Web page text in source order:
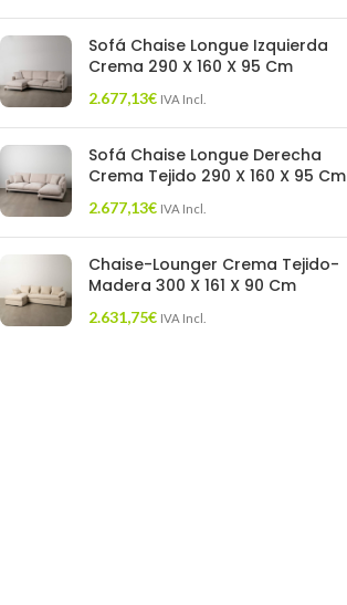
Sofá Chaise Longue Izquierda
Crema 290 X 160 X 95 Cm
2.677,13€ IVA Incl.
Sofá Chaise Longue Derecha
Crema Tejido 290 X 160 X 95 Cm
2.677,13€ IVA Incl.
Chaise-Lounger Crema Tejido-
Madera 300 X 161 X 90 Cm
2.631,75€ IVA Incl.